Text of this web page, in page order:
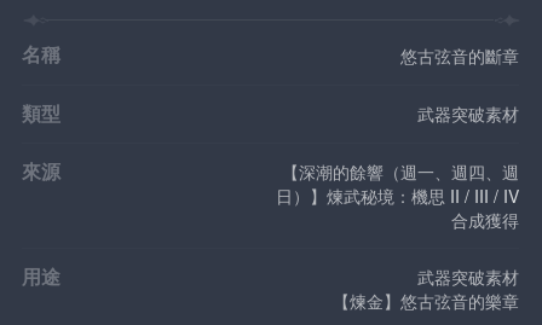
名稱 悠古弦音的斷章
類型 武器突破素材
來源
【深潮的餘響（週一、週四、週
日）】煉武秘境：機思 II / III / IV
合成獲得
用途
武器突破素材
【煉金】悠古弦音的樂章